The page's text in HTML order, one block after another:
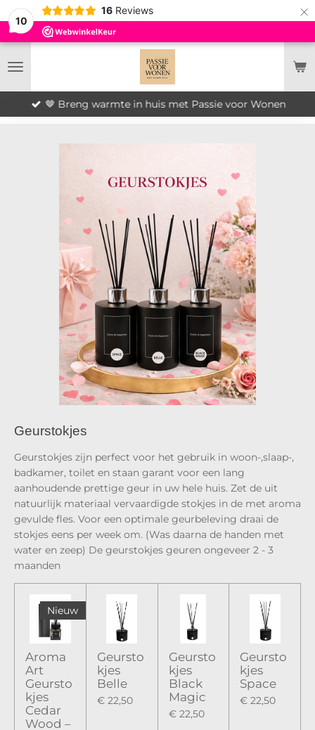
10
16 Reviews ×
🤎 Breng warmte in huis met Passie voor Wonen
Geurstokjes
Geurstokjes zijn perfect voor het gebruik in woon-,slaap-,
badkamer, toilet en staan garant voor een lang
aanhoudende prettige geur in uw hele huis. Zet de uit
natuurlijk materiaal vervaardigde stokjes in de met aroma
gevulde fles. Voor een optimale geurbeleving draai de
stokjes eens per week om. (Was daarna de handen met
water en zeep) De geurstokjes geuren ongeveer 2 - 3
maanden
Nieuw
Aroma
Art
Geursto
kjes
Cedar
Wood –
Geursto
kjes
Belle
€ 22,50
Geursto
kjes
Black
Magic
€ 22,50
Geursto
kjes
Space
€ 22,50